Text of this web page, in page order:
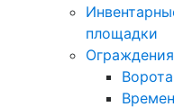
площадки